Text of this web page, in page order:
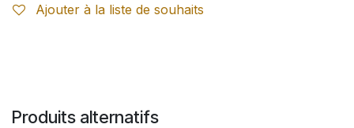
Ajouter à la liste de souhaits
Produits alternatifs